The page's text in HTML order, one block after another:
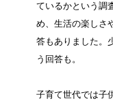
ているかという調
め、生活の楽しさ
答もありました。
う回答も。
子育て世代では子